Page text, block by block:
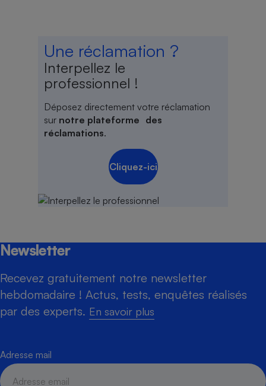
Une réclamation ?
Interpellez le
professionnel !
Déposez directement votre réclamation
sur notre plateforme des
réclamations.
Cliquez-ici
Newsletter
Recevez gratuitement notre newsletter
hebdomadaire ! Actus, tests, enquêtes réalisés
par des experts. En savoir plus
Adresse mail